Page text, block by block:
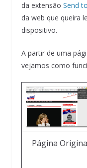
da extensão Send
da web que queira
dispositivo.
A partir de uma
vejamos como
Página